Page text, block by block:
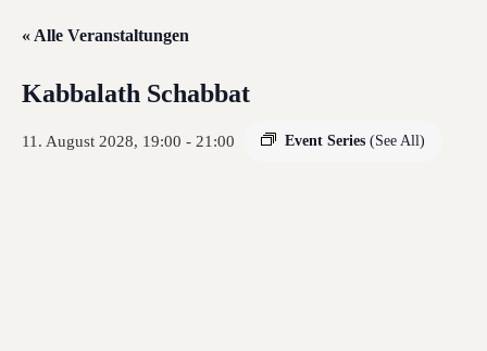
« Alle Veranstaltungen
Kabbalath Schabbat
11. August 2028, 19:00 - 21:00 Event Series (See All)